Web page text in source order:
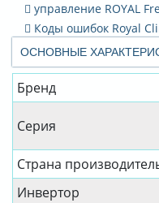
ОСНОВНЫЕ
Бренд
Серия
Страна
Инвертор
управление ROYAL
Коды ошибок Royal